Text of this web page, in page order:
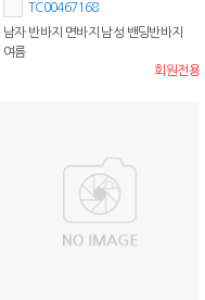
TC00467168
남자 반바지 면바지 남성 밴딩반바지
여름
회원전용